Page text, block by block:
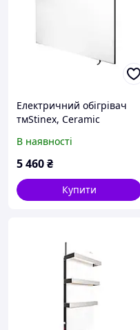
Електричний обігрівач
тмStinex, Ceramic
В наявності
5 460₴
Купити